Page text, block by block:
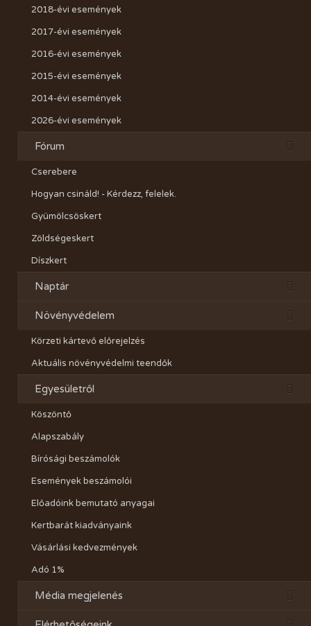
2018-évi események
2017-évi események
2016-évi események
2015-évi események
2014-évi események
2026-évi események
Fórum
Cserebere
Hogyan csináld! - Kérdezz, felelek.
Gyümölcsöskert
Zöldségeskert
Díszkert
Naptár
Növényvédelem
Körzeti kártevő előrejelzés
Aktuális növényvédelmi teendők
Egyesületről
Köszöntő
Alapszabály
Bírósági beszámolók
Események beszámolói
Előadóink bemutató anyagai
Kertbarát kiadványaink
Vásárlási kedvezmények
Adó 1%
Média megjelenés